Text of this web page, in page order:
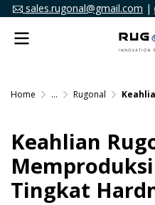
sales.rugonal@gmail.com |
Home ... Rugonal Keahlian
Keahlian
Tingkat